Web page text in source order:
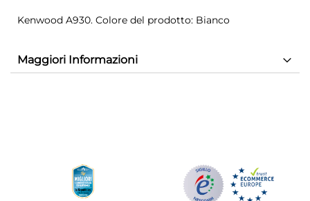
Kenwood A930. Colore del prodotto: Bianco
Maggiori Informazioni